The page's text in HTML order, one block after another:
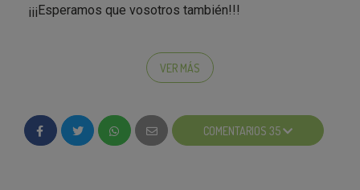
¡¡¡Esperamos que vosotros también!!!
Os esperamos en la próxima campaña, ¿tenéis
VER MÁS
COMENTARIOS 35